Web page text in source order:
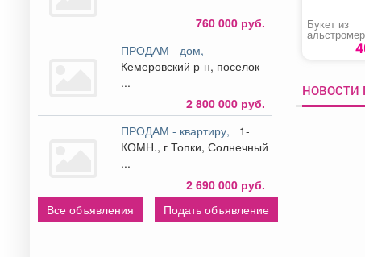
760 000 руб.
ПРОДАМ - дом,
Кемеровский р-н, поселок
...
2 800 000 руб.
ПРОДАМ - квартиру,
1-
КОМН., г Топки, Солнечный
...
2 690 000 руб.
Все объявления
Подать объявление
Букет из
кустовой
НОВОСТИ